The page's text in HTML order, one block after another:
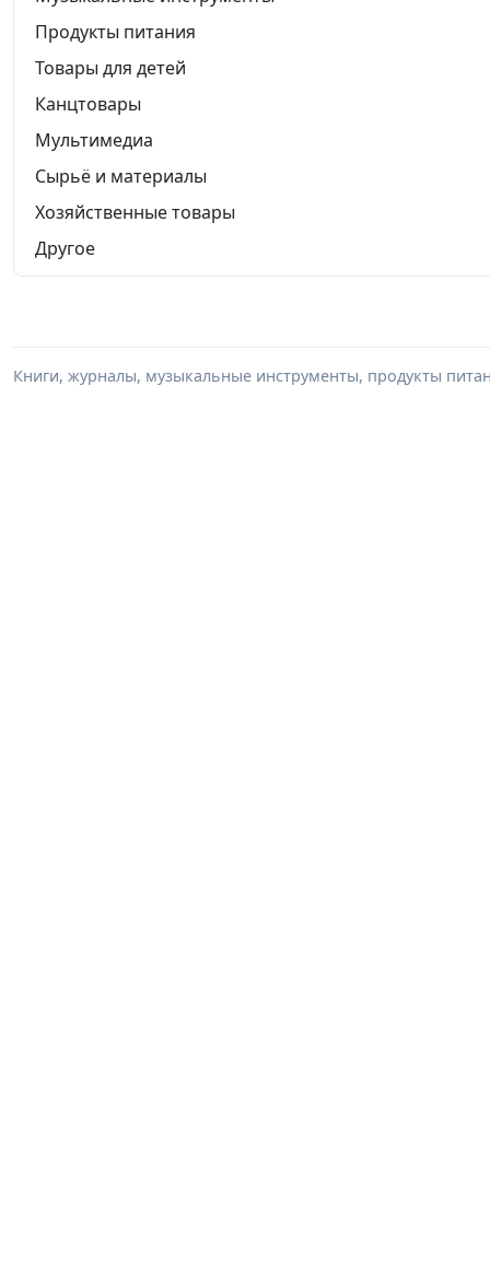
Продукты питания
Товары для детей
Канцтовары
Мультимедиа
Сырьё и материалы
Хозяйственные товары
Другое
Книги, журналы, музыкальные инструменты, продукты